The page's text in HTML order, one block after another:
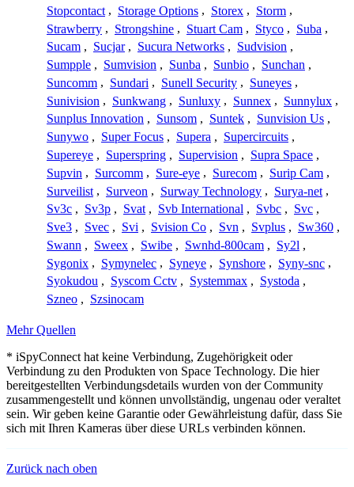
Stopcontact , Storage Options , Storex , Storm ,
Strawberry , Strongshine , Stuart Cam , Styco , Suba ,
Sucam , Sucjar , Sucura Networks , Sudvision ,
Sumpple , Sumvision , Sunba , Sunbio , Sunchan ,
Suncomm , Sundari , Sunell Security , Suneyes ,
Sunivision , Sunkwang , Sunluxy , Sunnex , Sunnylux ,
Sunplus Innovation , Sunsom , Suntek , Sunvision Us ,
Sunywo , Super Focus , Supera , Supercircuits ,
Supereye , Superspring , Supervision , Supra Space ,
Supvin , Surcomm , Sure-eye , Surecom , Surip Cam ,
Surveilist , Surveon , Surway Technology , Surya-net ,
Sv3c , Sv3p , Svat , Svb International , Svbc , Svc ,
Sve3 , Svec , Svi , Svision Co , Svn , Svplus , Sw360 ,
Swann , Sweex , Swibe , Swnhd-800cam , Sy2l ,
Sygonix , Symynelec , Syneye , Synshore , Syny-snc ,
Syokudou , Syscom Cctv , Systemmax , Systoda ,
Szneo , Szsinocam
Mehr Quellen
* iSpyConnect hat keine Verbindung, Zugehörigkeit oder
Verbindung zu den Produkten von Space Technology. Die hier
bereitgestellten Verbindungsdetails wurden von der Community
zusammengestellt und können unvollständig, ungenau oder veraltet
sein. Wir geben keine Garantie oder Gewährleistung dafür, dass Sie
sich mit Ihren Kameras über diese URLs verbinden können.
Zurück nach oben